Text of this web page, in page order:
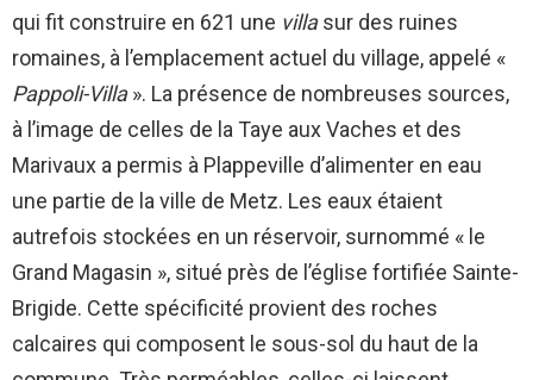
qui fit construire en 621 une villasur des ruines
romaines, à l’emplacement actuel du village, appelé «
Pappoli-Villa». La présence de nombreuses sources,
à l’image de celles de la Taye aux Vaches et des
Marivaux a permis à Plappeville d’alimenter en eau
une partie de la ville de Metz. Les eaux étaient
autrefois stockées en un réservoir, surnommé « le
Grand Magasin », situé près de l’église fortifiée Sainte-
Brigide. Cette spécificité provient des roches
calcaires qui composent le sous-sol du haut de la